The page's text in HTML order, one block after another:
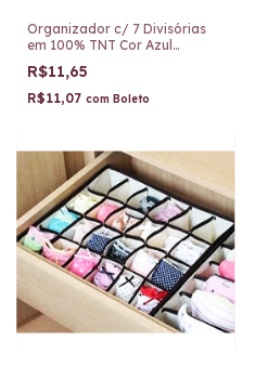
Organizador c/ 7 Divisórias
em 100% TNT Cor Azul
R$11,65
R$11,07 com Boleto